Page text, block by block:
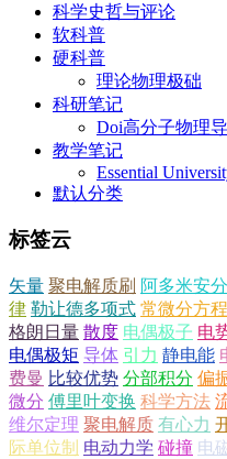
科学史哲与评论
软科普
硬科普
理论物理极础
科研笔记
Doi高分子物理
教学笔记
Essential
默认分类
标签云
矢量 聚电解质刷 阿多米安
律 勒让德多项式 常微分方程
格朗日量 散度 电偶极子 电
电偶极矩 导体 引力 静电能
费曼 比较优势 分部积分 偏
微分 傅里叶变换 科学方法
维尔定理 聚电解质 有心力
际单位制 电动力学 碰撞 电